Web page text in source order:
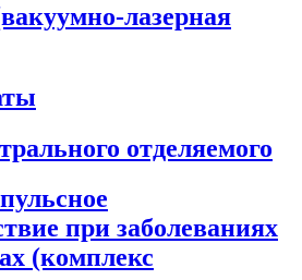
лазерная
отделяемого
при заболеваниях
(комплекс